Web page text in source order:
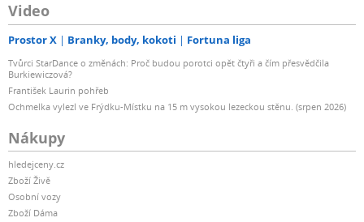
Video
Prostor X Branky, body, kokoti Fortuna liga
Tvůrci StarDance o změnách: Proč budou porotci opět čtyři a čím přesvědčila
Burkiewiczová?
František Laurin pohřeb
Ochmelka vylezl ve Frýdku-Místku na 15 m vysokou lezeckou stěnu. (srpen 2026)
Nákupy
hledejceny.cz
Zboží Živě
Osobní vozy
Zboží Dáma